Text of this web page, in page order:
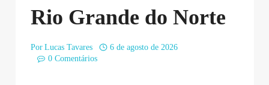
Rio Grande do Norte
Por Lucas Tavares
6 de agosto de 2026
0 Comentários